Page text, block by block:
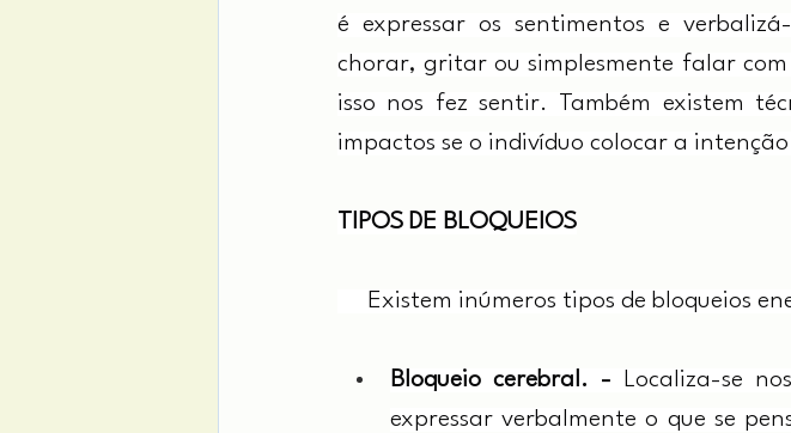
é expressar os sentimentos e
chorar, gritar ou simplesmente falar
isso nos fez sentir. Também existem
impactos se o indivíduo colocar a intenção
TIPOS DE BLOQUEIOS
Existem inúmeros tipos de bloqueios
Bloqueio cerebral. - Localiza-se
expressar verbalmente o que se